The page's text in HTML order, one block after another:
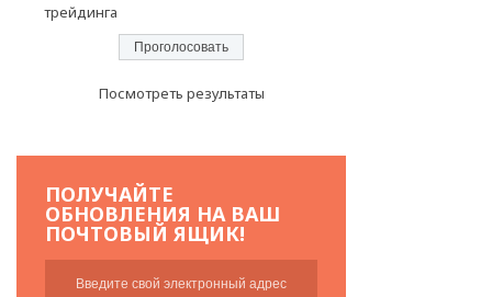
трейдинга
Посмотреть результаты
ПОЛУЧАЙТЕ
ОБНОВЛЕНИЯ НА ВАШ
ПОЧТОВЫЙ ЯЩИК!